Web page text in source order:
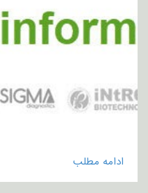
ادامه مطلب